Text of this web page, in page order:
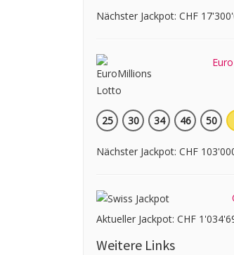
Nächster Jackpot: CHF
25 30 34 46 50
Nächster Jackpot: CHF
Aktueller Jackpot: CHF
Weitere Links